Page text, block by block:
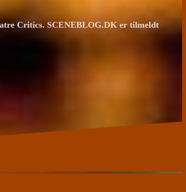
Critics. SCENEBLOG.DK er tilmeldt